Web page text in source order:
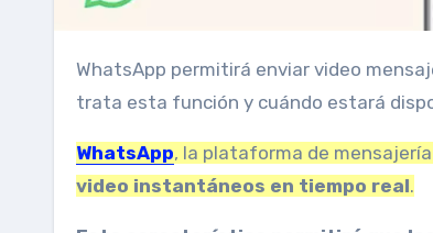
WhatsApp permitirá enviar video mensajes instantáneos, que pueden durar hasta 60 segundos. ¿De qué se
trata esta función y cuándo estará
WhatsApp, la plataforma de
video instantáneos en tiempo real.